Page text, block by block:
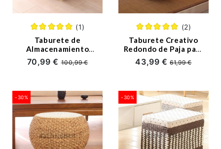
(1)
Taburete de
Almacenamiento
Tejido de Paja
70,99 €100,99 €
(2)
Taburete Creativo
Redondo de Paja para
Cambiar los Zapatos
43,99 €61,99 €
-30% -30%